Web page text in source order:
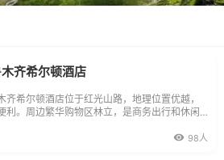
齐希尔顿酒店
齐希尔顿酒店位于红光山路，地理位置优越，
利。周边繁华购物区林立，是商务出行和休闲
98人